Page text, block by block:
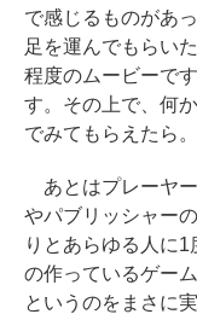
で感じるものがあ
足を運んでもらい
程度のムービーで
す。その上で、何
でみてもらえたら。
あとはプレーヤ
やパブリッシャー
りとあらゆる人に
の作っているゲー
というのをまさに